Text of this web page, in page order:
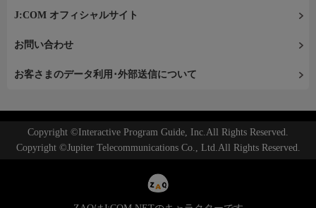
J:COM オフィシャルサイト
お問い合わせ
お客さまのデータ利用･外部送信について
Copyright ©Interactive Program Guide, Inc.All Rights Reserved.
Copyright ©Jupiter Telecommunications Co., Ltd.All Rights Reserved.